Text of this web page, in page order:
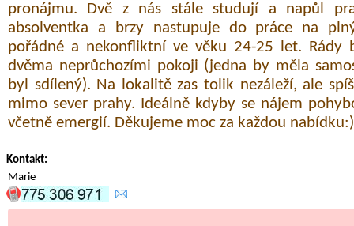
pronájmu. Dvě z nás stále studují a napůl
absolventka a brzy nastupuje do práce na
pořádné a nekonfliktní ve věku 24-25 let. Rády
dvěma neprůchozími pokoji (jedna by měla
byl sdílený). Na lokalitě zas tolik nezáleží, ale
mimo sever prahy. Ideálně kdyby se nájem
včetně emergií. Děkujeme moc za každou nabídku:)
Kontakt:
Marie